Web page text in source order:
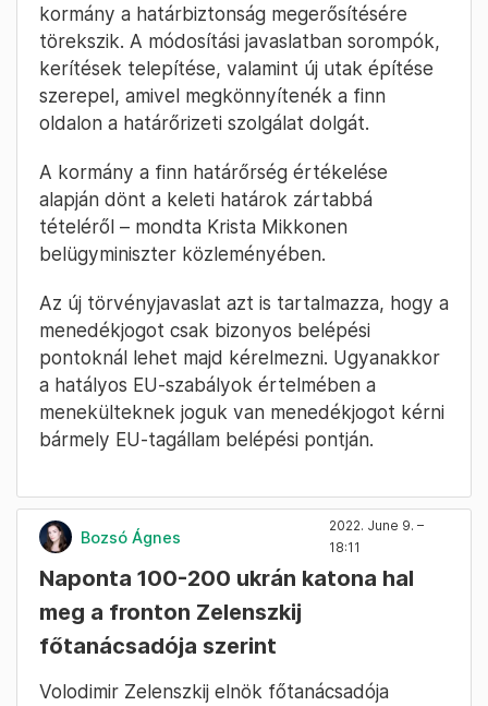
kormány a határbiztonság megerősítésére
törekszik. A módosítási javaslatban sorompók,
kerítések telepítése, valamint új utak építése
szerepel, amivel megkönnyítenék a finn
oldalon a határőrizeti szolgálat dolgát.
A kormány a finn határőrség értékelése
alapján dönt a keleti határok zártabbá
tételéről – mondta Krista Mikkonen
belügyminiszter közleményében.
Az új törvényjavaslat azt is tartalmazza, hogy a
menedékjogot csak bizonyos belépési
pontoknál lehet majd kérelmezni. Ugyanakkor
a hatályos EU-szabályok értelmében a
menekülteknek joguk van menedékjogot kérni
bármely EU-tagállam belépési pontján.
Bozsó Ágnes
2022. June 9. –
18:11
Naponta 100-200 ukrán katona hal
meg a fronton Zelenszkij
főtanácsadója szerint
Volodimir Zelenszkij elnök főtanácsadója